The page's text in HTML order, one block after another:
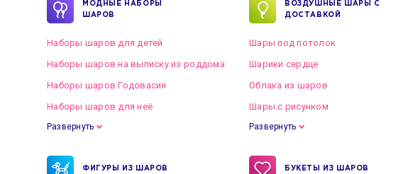
МОДНЫЕ НАБОРЫ
ШАРОВ
Наборы шаров для детей
Наборы шаров на выписку из роддома
Наборы шаров Годовасия
Наборы шаров для неё
Развернуть
ВОЗДУШНЫЕ ШАРЫ С
ДОСТАВКОЙ
Шары под потолок
Шарики сердце
Облака из шаров
Шары с рисунком
Развернуть
ФИГУРЫ ИЗ ШАРОВ БУКЕТЫ ИЗ ШАРОВ